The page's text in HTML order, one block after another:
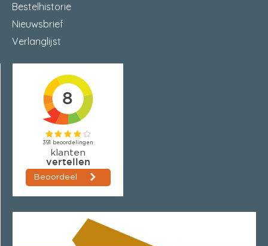
Bestelhistorie
Nieuwsbrief
Verlanglijst